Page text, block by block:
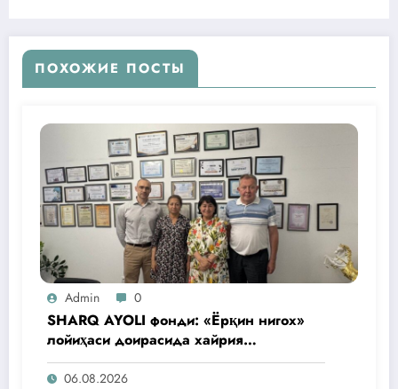
ПОХОЖИЕ ПОСТЫ
Admin 0
SHARQ AYOLI фонди: «Ёрқин нигох»
лойиҳаси доирасида хайрия
операциялари ўтказилади
06.08.2026